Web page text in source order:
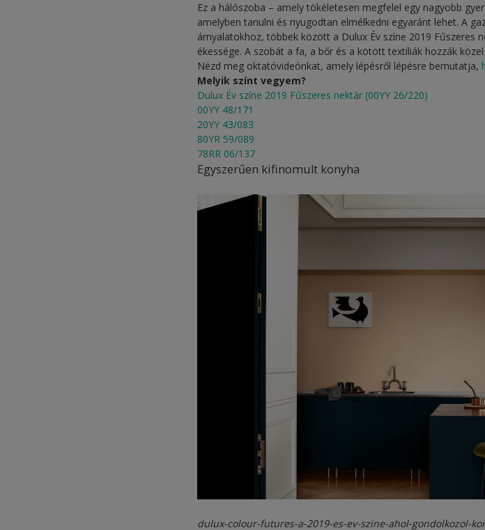
Ez a hálószoba – amely tökéletesen megfelel egy nagyobb
amelyben tanulni és nyugodtan elmélkedni egyaránt lehet. A
árnyalatokhoz, többek között a Dulux Év színe 2019 Fűszeres
ékessége. A szobát a fa, a bőr és a kötött textíliák hozzák
Nézd meg oktatóvideónkat, amely lépésről lépésre bemutatja,
Melyik színt vegyem?
Dulux Év színe 2019 Fűszeres nektár (00YY 26/220)
00YY 48/171
20YY 43/083
80YR 59/089
78RR 06/137
Egyszerűen kifinomult konyha
dulux-colour-futures-a-2019-es-ev-szine-ahol-gondolkozol-